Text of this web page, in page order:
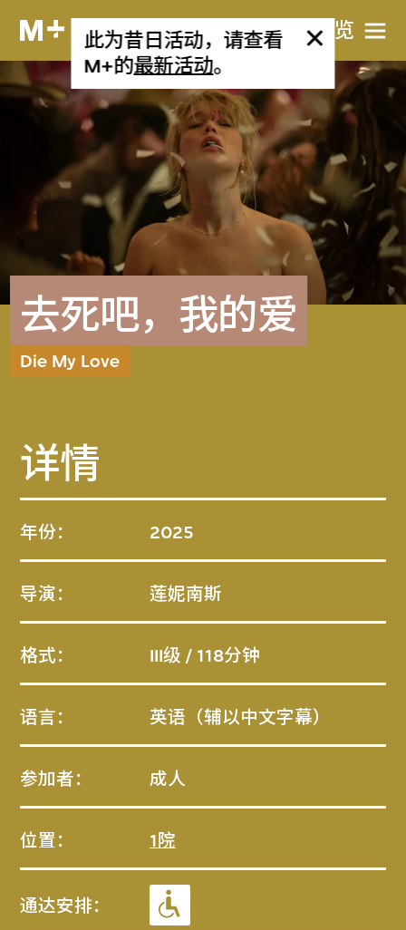
网站导览
此为昔日活动，请查看
M+的最新活动。
去死吧，我的爱
Die My Love
详情
年份： 2025
导演： 莲妮南斯
格式： III级 / 118分钟
语言： 英语（辅以中文字幕）
参加者： 成人
位置： 1院
通达安排：